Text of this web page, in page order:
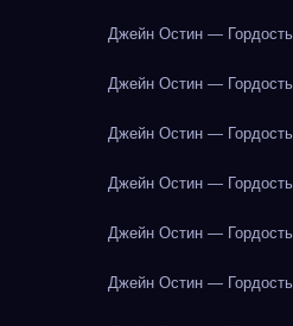
Джейн Остин —
Джейн Остин —
Джейн Остин —
Джейн Остин —
Джейн Остин —
Джейн Остин —